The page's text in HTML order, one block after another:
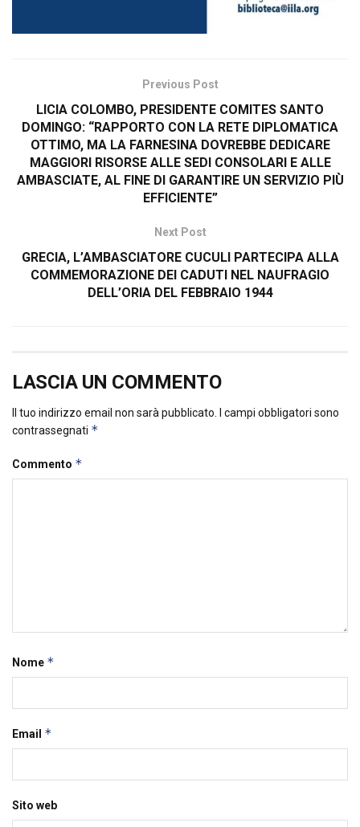
Previous Post
LICIA COLOMBO, PRESIDENTE COMITES SANTO
DOMINGO: “RAPPORTO CON LA RETE DIPLOMATICA
OTTIMO, MA LA FARNESINA DOVREBBE DEDICARE
MAGGIORI RISORSE ALLE SEDI CONSOLARI E ALLE
AMBASCIATE, AL FINE DI GARANTIRE UN SERVIZIO PIÙ
EFFICIENTE”
Next Post
GRECIA, L’AMBASCIATORE CUCULI PARTECIPA ALLA
COMMEMORAZIONE DEI CADUTI NEL NAUFRAGIO
DELL’ORIA DEL FEBBRAIO 1944
LASCIA UN COMMENTO
Il tuo indirizzo email non sarà pubblicato.
I campi obbligatori sono
contrassegnati *
Commento *
Nome *
Email *
Sito web